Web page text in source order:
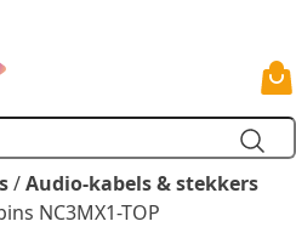
/Audio-kabels & stekkers
NC3MX1-TOP